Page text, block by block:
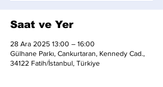
Saat ve Yer
28 Ara 2025 13:00 – 16:00
Gülhane Parkı, Cankurtaran, Kennedy Cad.,
34122 Fatih/İstanbul, Türkiye